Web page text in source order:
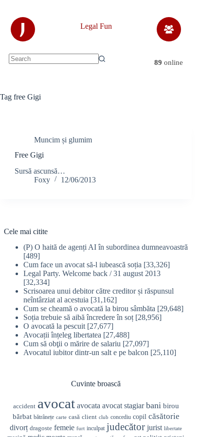
content
J Legal Fun
89 online
Tag free Gigi
Muncim și glumim
Free Gigi
Sursă ascunsă…
Foxy
12/06/2013
Cele mai citite
(P) O haită de agenți AI în subordinea dumneavoastră
[489]
Cum face un avocat să-l iubească soția [33,326]
Legal Party. Welcome back / 31 august 2013
[32,334]
Scrisoarea unui debitor către creditor și răspunsul
neîntârziat al acestuia [31,162]
Cum se cheamă o avocată la birou sâmbăta [29,648]
Soția trebuie să aibă încredere în soț [28,956]
O avocată la pescuit [27,677]
Avocații înțeleg libertatea [27,488]
Cum să obţii o mărire de salariu [27,097]
Avocatul iubitor dintr-un salt e pe balcon [25,110]
Cuvinte broască
accident avocat avocata avocat stagiar bani birou
bărbat bătrânețe carte casă client club concediu copil căsătorie
divorț dragoste femeie furt inculpat judecător jurist libertate